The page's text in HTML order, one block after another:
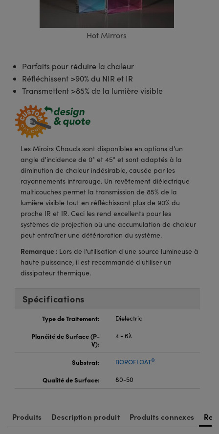
Optiques de SCHOTT
Optiques Traités par
Ionique
Diffractifs (DOE)
Optiques
Microscopie Laser
Laser
: Optomécanique
de Microscopie
la Microscopie
Microscope
Modulaires Zoom
la Microscopie
Micromètres
de Microscopie
de Poche ou à Mesure Directe
Cinématographique et
Vision Labs
®
et Composants
pour Caméras
: Test et Détection
: Laboratoire et
par cohérence optique
Development Systems
Optical
Optiques Lightpath®
: Laboratoire et
de Série: Test et Détection
Test et Détection
: Laboratoire ou
Hot Mirrors
Parfaits pour réduire la chaleur
Réfléchissent >90% du NIR et IR
Transmettent >85% de la lumière visible
Les Miroirs Chauds sont disponibles en options d’un
angle d'incidence de 0° et 45° et sont adaptés à la
diminution de chaleur indésirable, causée par les
rayonnements infrarouge. Un revêtement diélectrique
multicouches permet la transmission de 85% de la
lumière visible tout en réfléchissant plus de 90% du
proche IR et IR. Ceci les rend excellents pour les
systèmes de projection où une accumulation de chaleur
peut entraîner une détérioration du système.
Remarque : Lors de l'utilisation d'une source lumineuse à
haute puissance, il est recommandé d'utiliser un
dissipateur thermique.
Spécifications
Type de Traitement:
Dielectric
Planéité de Surface (P-
V):
4 - 6λ
Substrat: BOROFLOAT®
Qualité de Surface: 80-50
Produits Description produit Produits connexes